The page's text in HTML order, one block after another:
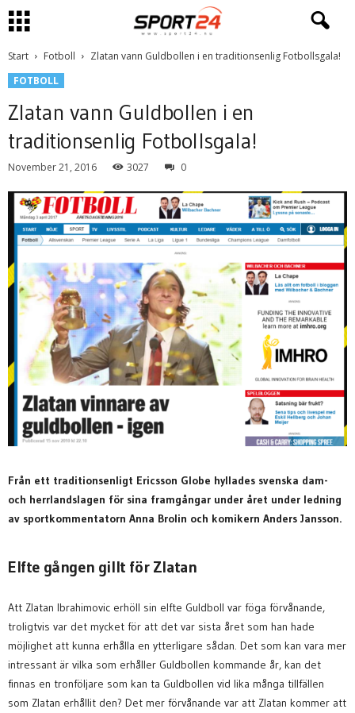
Start Fotboll
Zlatan vann Guldbollen i en traditionsenlig Fotbollsgala!
FOTBOLL
Zlatan vann Guldbollen i en
traditionsenlig Fotbollsgala!
November 21, 2016 3027 0
Från ett traditionsenligt Ericsson Globe hyllades svenska dam-
och herrlandslagen för sina framgångar under året under ledning
av sportkommentatorn Anna Brolin och komikern Anders Jansson.
Elfte gången gillt för Zlatan
Att Zlatan Ibrahimovic erhöll sin elfte Guldboll var föga förvånande,
troligtvis var det mycket för att det var sista året som han hade
möjlighet att kunna erhålla en ytterligare sådan. Det som kan vara mer
intressant är vilka som erhåller Guldbollen kommande år, kan det
finnas en tronföljare som kan ta Guldbollen vid lika många tillfällen
som Zlatan erhållit den? Det mer förvånande var att Zlatan kommer att